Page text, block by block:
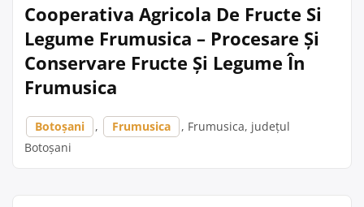
Cooperativa Agricola De Fructe Si
Legume Frumusica – Procesare Și
Conservare Fructe Și Legume În
Frumusica
Botoșani , Frumusica
, Frumusica, județul
Botoșani